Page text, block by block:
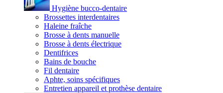
Hygiène bucco-dentaire
Brossettes interdentaires
Haleine fraîche
Brosse à dents manuelle
Brosse à dents électrique
Dentifrices
Bains de bouche
Fil dentaire
Aphte, soins spécifiques
Entretien appareil et prothèse dentaire